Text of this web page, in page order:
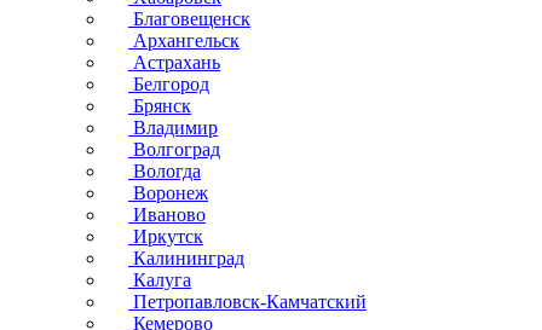
Благовещенск
Архангельск
Астрахань
Белгород
Брянск
Владимир
Волгоград
Вологда
Воронеж
Иваново
Иркутск
Калининград
Калуга
Петропавловск-Камчатский
Кемерово